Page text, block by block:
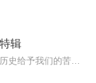
辑